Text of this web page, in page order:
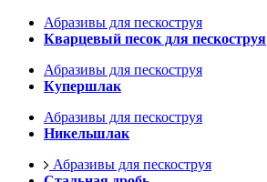
Абразивы для пескоструя
Кварцевый песок для пескоструя
Абразивы для пескоструя
Купершлак
Абразивы для пескоструя
Никельшлак
Абразивы для пескоструя